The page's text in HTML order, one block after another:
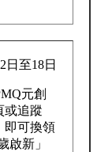
日至18日
元創
或追蹤
即可換領
啟新」